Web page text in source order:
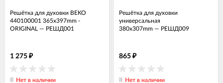
Решётка для духовки BEKO
440100001 365x397mm -
ORIGINAL — РЕШД001
1 275 ₽
Нет в наличии
Решётка для духовки
универсальная
380x307mm — РЕШД009
865 ₽
Нет в наличии